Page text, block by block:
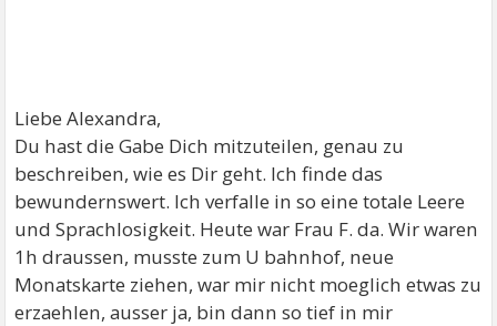
Liebe Alexandra,
Du hast die Gabe Dich mitzuteilen, genau zu
beschreiben, wie es Dir geht. Ich finde das
bewundernswert. Ich verfalle in so eine totale Leere
und Sprachlosigkeit. Heute war Frau F. da. Wir waren
1h draussen, musste zum U bahnhof, neue
Monatskarte ziehen, war mir nicht moeglich etwas zu
erzaehlen, ausser ja, bin dann so tief in mir